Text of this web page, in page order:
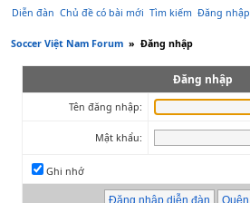
Diễn đàn Chủ đề có bài mới Tìm kiếm Đăng nhập
Soccer Việt Nam Forum » Đăng nhập
Đăng nhập
Tên đăng nhập:
Mật khẩu:
Ghi nhớ